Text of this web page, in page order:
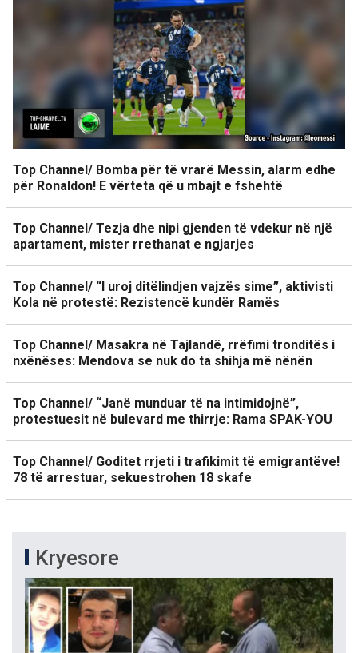
Top Channel/ Bomba për të vrarë Messin, alarm edhe
për Ronaldon! E vërteta që u mbajt e fshehtë
Top Channel/ Tezja dhe nipi gjenden të vdekur në një
apartament, mister rrethanat e ngjarjes
Top Channel/ “I uroj ditëlindjen vajzës sime”, aktivisti
Kola në protestë: Rezistencë kundër Ramës
Top Channel/ Masakra në Tajlandë, rrëfimi tronditës i
nxënëses: Mendova se nuk do ta shihja më nënën
Top Channel/ “Janë munduar të na intimidojnë”,
protestuesit në bulevard me thirrje: Rama SPAK-YOU
Top Channel/ Goditet rrjeti i trafikimit të emigrantëve!
78 të arrestuar, sekuestrohen 18 skafe
Kryesore